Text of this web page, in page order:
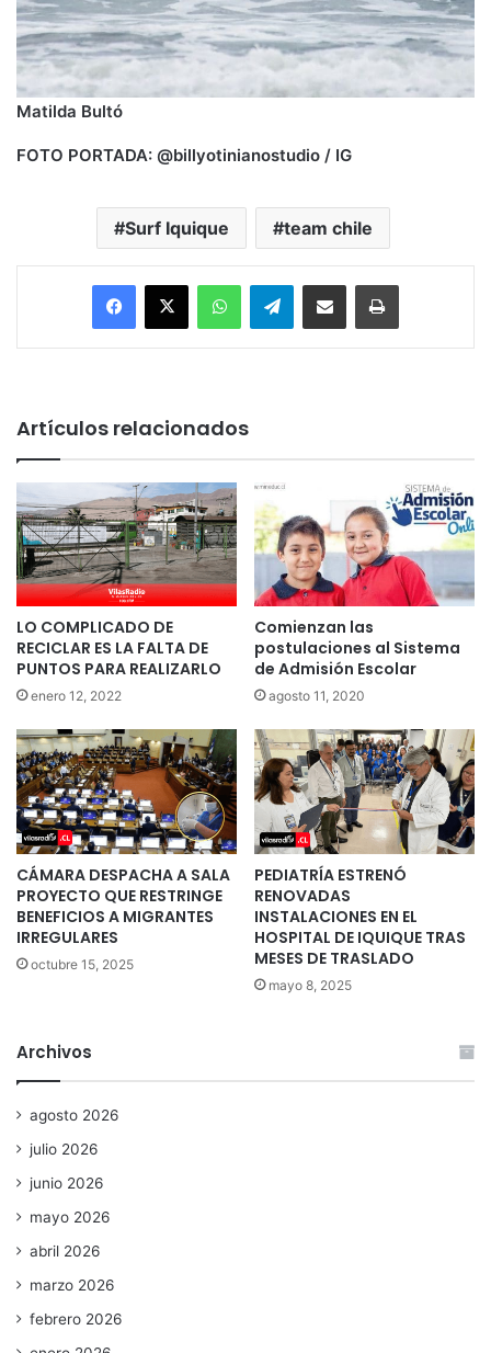
Matilda Bultó
FOTO PORTADA: @billyotinianostudio / IG
Surf Iquique team chile
Facebook
X WhatsAppTelegramEnviar vía email Imprimir
Artículos relacionados
LO COMPLICADO DE
RECICLAR ES LA FALTA DE
PUNTOS PARA REALIZARLO
enero 12, 2022
Comienzan las
postulaciones al Sistema
de Admisión Escolar
agosto 11, 2020
CÁMARA DESPACHA A SALA
PROYECTO QUE RESTRINGE
BENEFICIOS A MIGRANTES
IRREGULARES
octubre 15, 2025
PEDIATRÍA ESTRENÓ
RENOVADAS
INSTALACIONES EN EL
HOSPITAL DE IQUIQUE TRAS
MESES DE TRASLADO
mayo 8, 2025
Archivos
agosto 2026
julio 2026
junio 2026
mayo 2026
abril 2026
marzo 2026
febrero 2026